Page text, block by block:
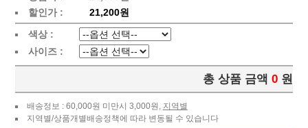
할인가 :
21,200원
색상 :
사이즈 :
총 상품 금액 0 원
배송정보 : 60,000원 미만시 3,000원, 지역별
지역별/상품개별배송정책에 따라 변동될 수 있습니다